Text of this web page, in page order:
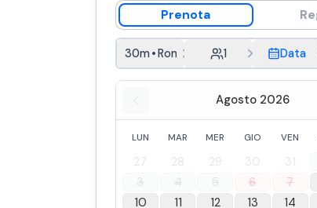
Prenota
30m•Roma 1 Data
Agosto 2026
LUN MAR MER GIO VEN
27 28 29 30 31
3
4 5 6 7
10
11 12 13 14